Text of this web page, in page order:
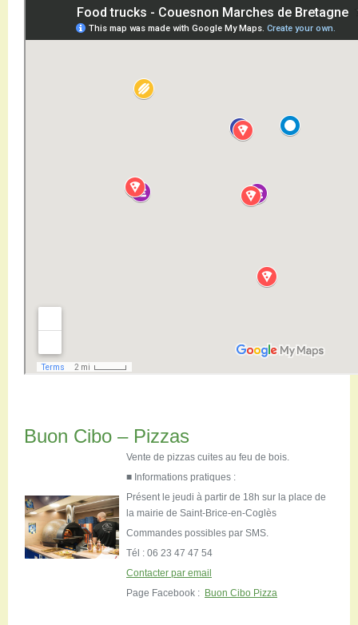
Tourisme accessible
Buon Cibo – Pizzas
Vente de pizzas cuites au feu de bois.
■ Informations pratiques :
Présent le jeudi à partir de 18h sur la place de
la mairie de Saint-Brice-en-Coglès
Commandes possibles par SMS.
Tél : 06 23 47 47 54
Contacter par email
Page Facebook : Buon Cibo Pizza